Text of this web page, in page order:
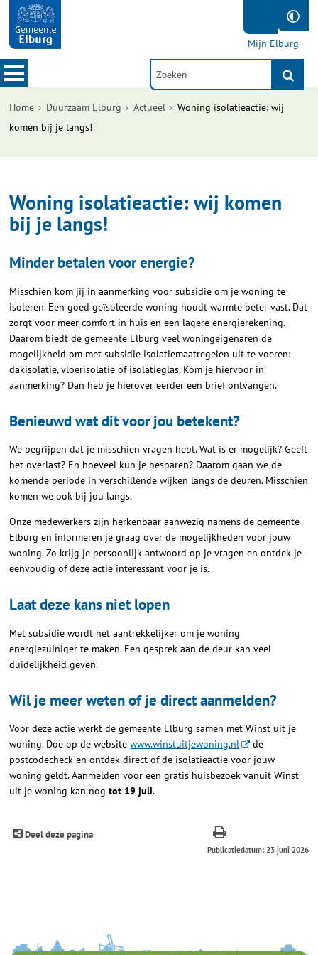
Mijn Elburg
Home Duurzaam Elburg Actueel
Woning isolatieactie: wij
komen bij je langs!
Woning isolatieactie: wij komen
bij je langs!
Minder betalen voor energie?
Misschien kom jij in aanmerking voor subsidie om je woning te
isoleren. Een goed geïsoleerde woning houdt warmte beter vast. Dat
zorgt voor meer comfort in huis en een lagere energierekening.
Daarom biedt de gemeente Elburg veel woningeigenaren de
mogelijkheid om met subsidie isolatiemaatregelen uit te voeren:
dakisolatie, vloerisolatie of isolatieglas. Kom je hiervoor in
aanmerking? Dan heb je hierover eerder een brief ontvangen.
Benieuwd wat dit voor jou betekent?
We begrijpen dat je misschien vragen hebt. Wat is er mogelijk? Geeft
het overlast? En hoeveel kun je besparen? Daarom gaan we de
komende periode in verschillende wijken langs de deuren. Misschien
komen we ook bij jou langs.
Onze medewerkers zijn herkenbaar aanwezig namens de gemeente
Elburg en informeren je graag over de mogelijkheden voor jouw
woning. Zo krijg je persoonlijk antwoord op je vragen en ontdek je
eenvoudig of deze actie interessant voor je is.
Laat deze kans niet lopen
Met subsidie wordt het aantrekkelijker om je woning
energiezuiniger te maken. Een gesprek aan de deur kan veel
duidelijkheid geven.
Wil je meer weten of je direct aanmelden?
Voor deze actie werkt de gemeente Elburg samen met Winst uit je
woning. Doe op de websitewww.winstuitjewoning.nl
de
postcodecheck en ontdek direct of de isolatieactie voor jouw
woning geldt. Aanmelden voor een gratis huisbezoek vanuit Winst
uit je woning kan nogtot 19 juli.
Deel deze pagina
Publicatiedatum: 23 juni 2026